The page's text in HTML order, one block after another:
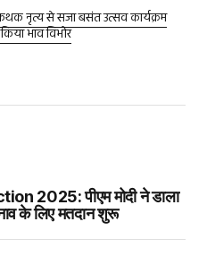
नृत्य से सजा बसंत उत्सव कार्यक्रम
किया भाव विभोर
2025: पीएम मोदी ने डाला
के लिए मतदान शुरू